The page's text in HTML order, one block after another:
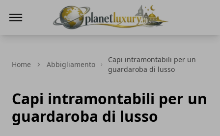
Home Abbigliamento
Capi intramontabili per un
guardaroba di lusso
Capi intramontabili per un
guardaroba di lusso